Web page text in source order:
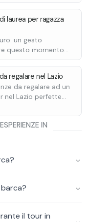
laurea per ragazza
un gesto
questo momento
migliori esperienze
regalare nel Lazio
da regalare ad un
nel Lazio perfette
IN
il tour in